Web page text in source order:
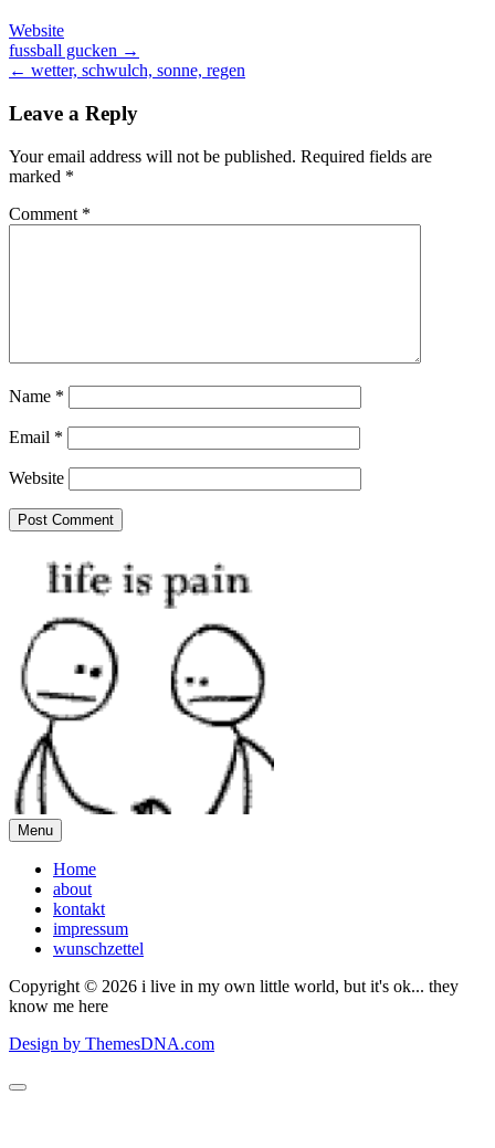
Website
Post
navigation
fussball gucken →
← wetter, schwulch, sonne, regen
Leave a Reply
Your email address will not be published. Required fields are
marked *
Comment *
Name *
Email *
Website
Menu
Home
about
kontakt
impressum
wunschzettel
Copyright © 2026 i live in my own little world, but it's ok... they
know me here
Design by ThemesDNA.com
Scroll